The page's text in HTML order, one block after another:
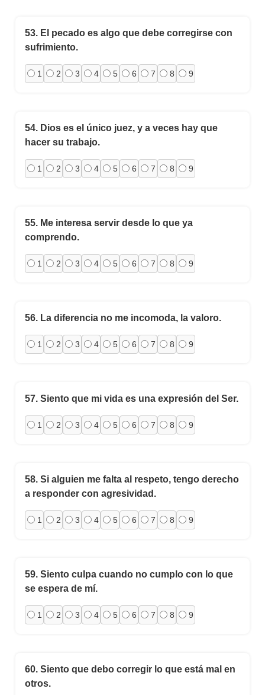
53. El pecado es algo que debe corregirse con
sufrimiento.
1 2 3 4 5 6 7 8 9
54. Dios es el único juez, y a veces hay que
hacer su trabajo.
1 2 3 4 5 6 7 8 9
55. Me interesa servir desde lo que ya
comprendo.
1 2 3 4 5 6 7 8 9
56. La diferencia no me incomoda, la valoro.
1 2 3 4 5 6 7 8 9
57. Siento que mi vida es una expresión del Ser.
1 2 3 4 5 6 7 8 9
58. Si alguien me falta al respeto, tengo derecho
a responder con agresividad.
1 2 3 4 5 6 7 8 9
59. Siento culpa cuando no cumplo con lo que
se espera de mí.
1 2 3 4 5 6 7 8 9
60. Siento que debo corregir lo que está mal en
otros.